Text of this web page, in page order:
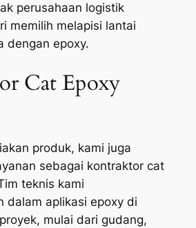
perusahaan logistik
memilih melapisi lantai
dengan epoxy.
Cat Epoxy
produk, kami juga
sebagai kontraktor cat
teknis kami
dalam aplikasi epoxy di
mulai dari gudang,